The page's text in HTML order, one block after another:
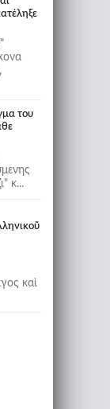
του
κ...
καὶ